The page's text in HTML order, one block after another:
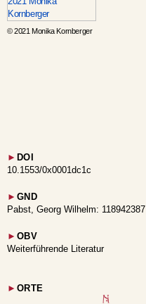
© 2021 Monika Kornberger
► DOI
10.1553/0x0001dc1c
► GND
Pabst, Georg Wilhelm: 118942387
► OBV
Weiterführende Literatur
► ORTE